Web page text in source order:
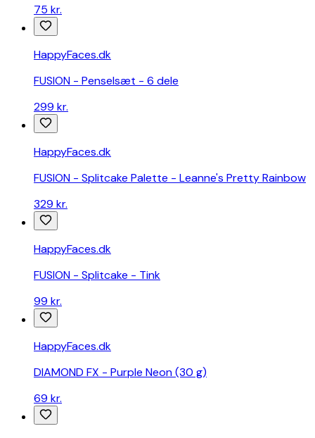
75 kr.
HappyFaces.dk
FUSION - Penselsæt - 6 dele
299 kr.
HappyFaces.dk
FUSION - Splitcake Palette - Leanne's Pretty Rainbow
329 kr.
HappyFaces.dk
FUSION - Splitcake - Tink
99 kr.
HappyFaces.dk
DIAMOND FX - Purple Neon (30 g)
69 kr.